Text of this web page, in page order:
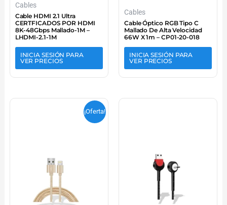
Cables
Cable HDMI 2.1 Ultra
CERTFICADOS POR HDMI
8K-48Gbps Mallado-1M –
LHDMI-2.1-1M
INICIA SESIÓN PARA
VER PRECIOS
Cables
Cable Óptico RGB Tipo C
Mallado De Alta Velocidad
66W X 1m – CP01-20-018
INICIA SESIÓN PARA
VER PRECIOS
¡Oferta!